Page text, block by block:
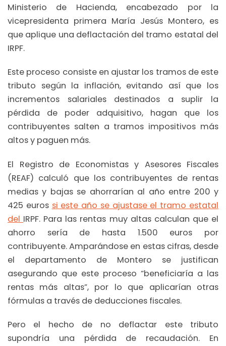
Ministerio de Hacienda, encabezado por la
vicepresidenta primera María Jesús Montero, es
que aplique una deflactación del tramo estatal del
IRPF.
Este proceso consiste en ajustar los tramos de este
tributo según la inflación, evitando así que los
incrementos salariales destinados a suplir la
pérdida de poder adquisitivo, hagan que los
contribuyentes salten a tramos impositivos más
altos y paguen más.
El Registro de Economistas y Asesores Fiscales
(REAF) calculó que los contribuyentes de rentas
medias y bajas se ahorrarían al año entre 200 y
425 euros si este año se ajustase el tramo estatal
del IRPF. Para las rentas muy altas calculan que el
ahorro sería de hasta 1.500 euros por
contribuyente. Amparándose en estas cifras, desde
el departamento de Montero se justifican
asegurando que este proceso “beneficiaría a las
rentas más altas”, por lo que aplicarían otras
fórmulas a través de deducciones fiscales.
Pero el hecho de no deflactar este tributo
supondría una pérdida de recaudación. En